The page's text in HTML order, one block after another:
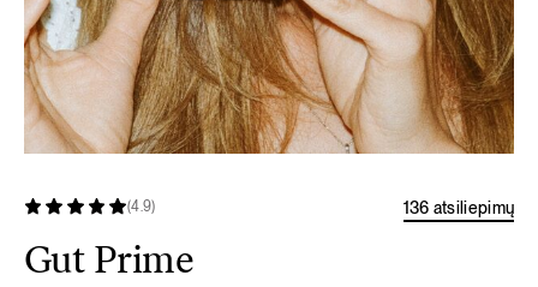
(4.9) 136 atsiliepimų
Gut Prime